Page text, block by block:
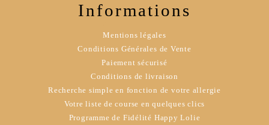
Informations
Mentions légales
Conditions Générales de Vente
Paiement sécurisé
Conditions de livraison
Recherche simple en fonction de votre allergie
Votre liste de course en quelques clics
Programme de Fidélité Happy Lolie